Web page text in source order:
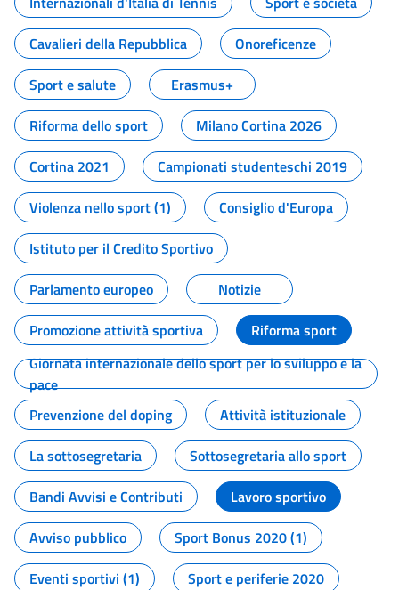
Cavalieri della Repubblica
Onoreficenze
Sport e salute
Erasmus+
Riforma dello sport
Milano Cortina 2026
Cortina 2021
Campionati studenteschi 2019
Violenza nello sport (1)
Consiglio d'Europa
Istituto per il Credito Sportivo
Parlamento europeo
Notizie
Promozione attività sportiva
Riforma sport
Giornata internazionale dello sport per lo sviluppo e la
pace
Prevenzione del doping
Attività istituzionale
La sottosegretaria
Sottosegretaria allo sport
Bandi Avvisi e Contributi
Lavoro sportivo
Avviso pubblico
Sport Bonus 2020 (1)
Eventi sportivi (1)
Sport e periferie 2020